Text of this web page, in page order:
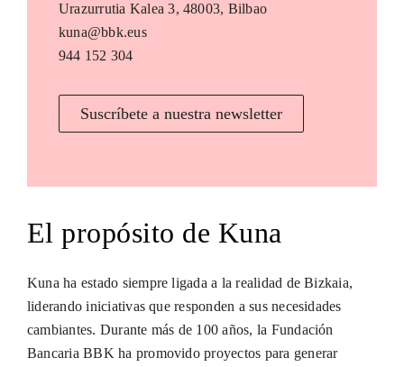
Urazurrutia Kalea 3, 48003, Bilbao
kuna@bbk.eus
944 152 304
Suscríbete a nuestra newsletter
El propósito de Kuna
Kuna ha estado siempre ligada a la realidad de Bizkaia,
liderando iniciativas que responden a sus necesidades
cambiantes. Durante más de 100 años, la Fundación
Bancaria BBK ha promovido proyectos para generar